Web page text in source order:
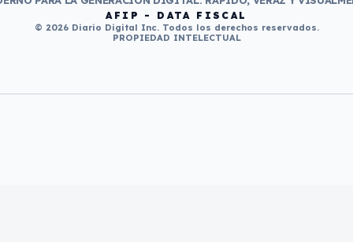
AFIP - DATA FISCAL
© 2026 Diario Digital Inc. Todos los derechos reservados.
PROPIEDAD INTELECTUAL